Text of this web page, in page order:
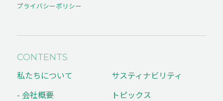
プライバシーポリシー
CONTENTS
私たちについて
- 会社概要
サスティナビリティ
トピックス